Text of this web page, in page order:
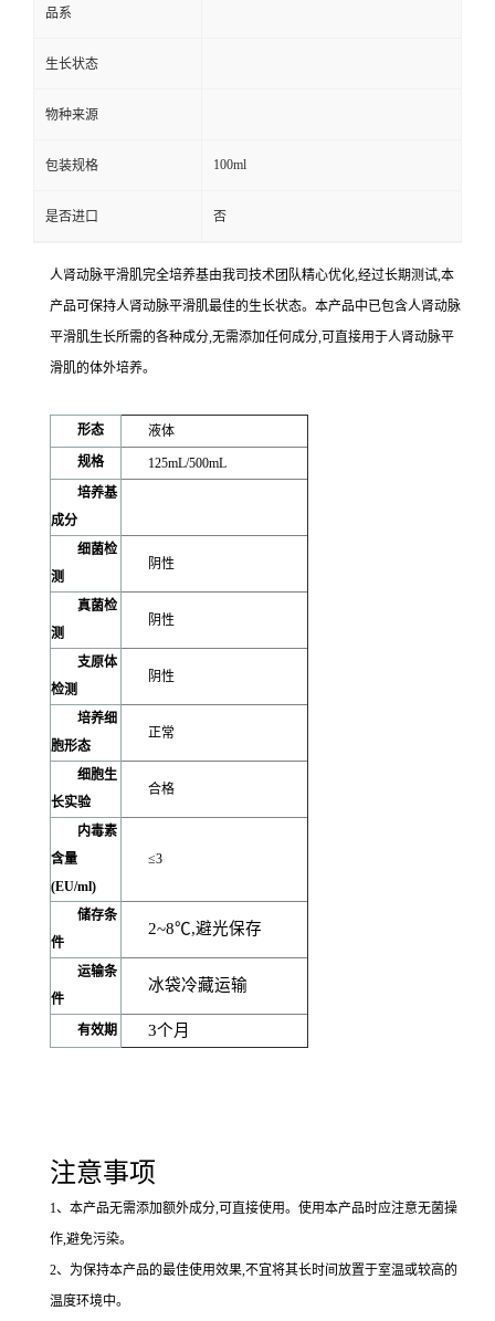
品系
生长状态
物种来源
包装规格 100ml
是否进口 否
人肾动脉平滑肌完全培养基由我司技术团队精心优化,经过长期测试,本
产品可保持人肾动脉平滑肌最佳的生长状态。本产品中已包含人肾动脉
平滑肌生长所需的各种成分,无需添加任何成分,可直接用于人肾动脉平
滑肌的体外培养。
形态
液体
规格
125mL/500mL
培养基
成分
细菌检
测
阴性
真菌检
测
阴性
支原体
检测
阴性
培养细
胞形态
正常
细胞生
长实验
合格
内毒素
含量
(EU/ml)
≤3
储存条
件
2~8℃,避光保存
运输条
件
冰袋冷藏运输
有效期 3个月
注意事项
1、本产品无需添加额外成分,可直接使用。使用本产品时应注意无菌操
作,避免污染。
2、为保持本产品的最佳使用效果,不宜将其长时间放置于室温或较高的
温度环境中。